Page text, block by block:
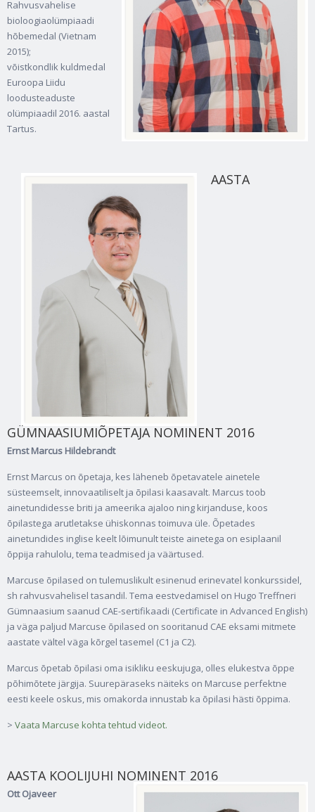
Rahvusvahelise
bioloogiaolümpiaadi
hõbemedal (Vietnam
2015);
võistkondlik kuldmedal
Euroopa Liidu
loodusteaduste
olümpiaadil 2016. aastal
Tartus.
AASTA
GÜMNAASIUMIÕPETAJA NOMINENT 2016
Ernst Marcus Hildebrandt
Ernst Marcus on õpetaja, kes läheneb õpetavatele ainetele
süsteemselt, innovaatiliselt ja õpilasi kaasavalt. Marcus toob
ainetundidesse briti ja ameerika ajaloo ning kirjanduse, koos
õpilastega arutletakse ühiskonnas toimuva üle. Õpetades
ainetundides inglise keelt lõimunult teiste ainetega on esiplaanil
õppija rahulolu, tema teadmised ja väärtused.
Marcuse õpilased on tulemuslikult esinenud erinevatel konkurssidel,
sh rahvusvahelisel tasandil. Tema eestvedamisel on Hugo Treffneri
Gümnaasium saanud CAE-sertifikaadi (Certificate in Advanced English)
ja väga paljud Marcuse õpilased on sooritanud CAE eksami mitmete
aastate vältel väga kõrgel tasemel (C1 ja C2).
Marcus õpetab õpilasi oma isikliku eeskujuga, olles elukestva õppe
põhimõtete järgija. Suurepäraseks näiteks on Marcuse perfektne
eesti keele oskus, mis omakorda innustab ka õpilasi hästi õppima.
> Vaata Marcuse kohta tehtud videot.
AASTA KOOLIJUHI NOMINENT 2016
Ott Ojaveer